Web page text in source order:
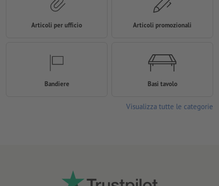
Articoli per ufficio Articoli promozionali
Bandiere Basi tavolo
Visualizza tutte le categorie